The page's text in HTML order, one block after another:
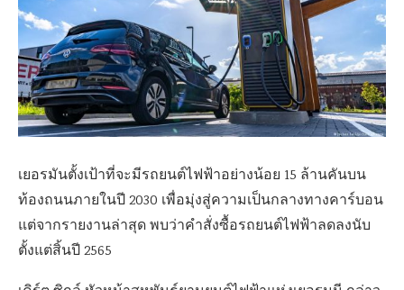
เยอรมันตั้งเป้าที่จะมีรถยนต์ไฟฟ้าอย่างน้อย 15 ล้านคันบน
ท้องถนนภายในปี 2030 เพื่อมุ่งสู่ความเป็นกลางทางคาร์บอน
แต่จากรายงานล่าสุด พบว่าคำสั่งซื้อรถยนต์ไฟฟ้าลดลงนับ
ตั้งแต่สิ้นปี 2565